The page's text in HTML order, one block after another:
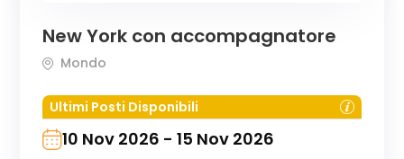
New York con accompagnatore
Mondo
Ultimi Posti Disponibili
10 Nov 2026 - 15 Nov 2026